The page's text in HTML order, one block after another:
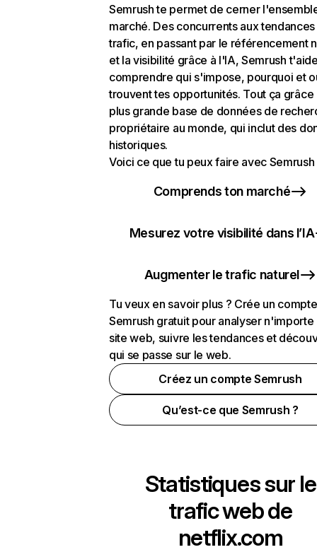
Semrush te permet de cerner
marché. Des concurrents aux
trafic, en passant par le référencement
et la visibilité grâce à l'IA, Semrush
comprendre qui s'impose, pourquoi et
trouvent tes opportunités. Tout ça grâce
plus grande base de données de
propriétaire au monde, qui inclut des
historiques.
Voici ce que tu peux faire avec Semrush
Comprends ton marché
Mesurez votre visibilité dans l’IA
Augmenter le trafic naturel
Tu veux en savoir plus ? Crée un compte
Semrush gratuit pour analyser n'importe
site web, suivre les tendances et
qui se passe sur le web.
Créez un compte Semrush
Qu’est-ce que Semrush ?
Statistiques sur le
trafic web de
netflix.com